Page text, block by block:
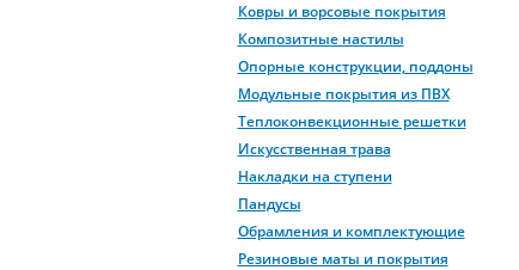
Ковры и ворсовые покрытия
Композитные настилы
Опорные конструкции, поддоны
Модульные покрытия из ПВХ
Теплоконвекционные решетки
Искусственная трава
Накладки на ступени
Пандусы
Обрамления и комплектующие
Резиновые маты и покрытия